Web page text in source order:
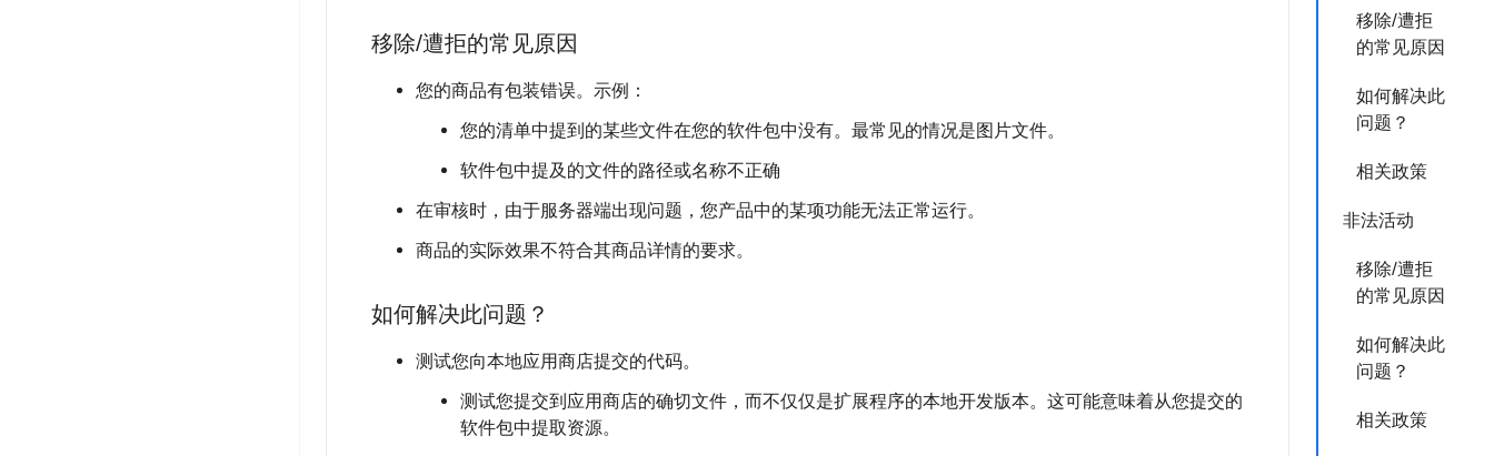
移除/遭拒
的常见原因
如何解决此
问题？
相关政策
非法活动
移除/遭拒
的常见原因
如何解决此
问题？
相关政策
移除/遭拒的常见原因
您的商品有包装错误。示例：
您的清单中提到的某些文件在您的软件包中没有。最常见的情况是图片文件。
软件包中提及的文件的路径或名称不正确
在审核时，由于服务器端出现问题，您产品中的某项功能无法正常运行。
商品的实际效果不符合其商品详情的要求。
如何解决此问题？
测试您向本地应用商店提交的代码。
测试您提交到应用商店的确切文件，而不仅仅是扩展程序的本地开发版本。这可能意味着从您提交的
软件包中提取资源。